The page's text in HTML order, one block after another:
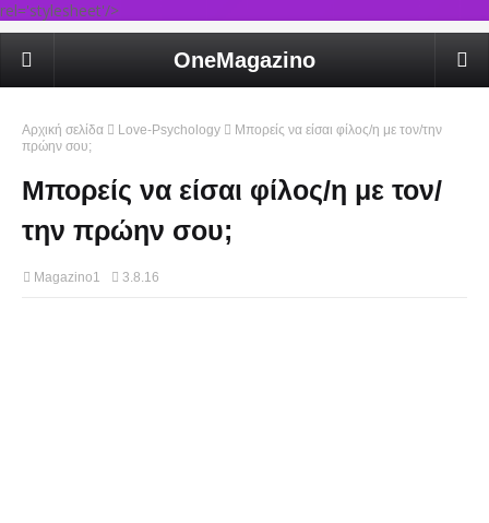
rel='stylesheet'/>
OneMagazino
Αρχική σελίδα Love-Psychology
Μπορείς να είσαι φίλος/η με τον/την
πρώην σου;
Μπορείς να είσαι φίλος/η με τον/
την πρώην σου;
Magazino1 3.8.16